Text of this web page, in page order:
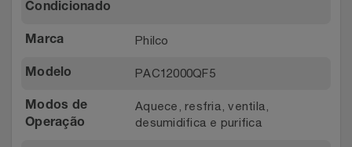
Condicionado
Marca Philco
Modelo PAC12000QF5
Modos de
Operação
Aquece, resfria, ventila,
desumidifica e purifica